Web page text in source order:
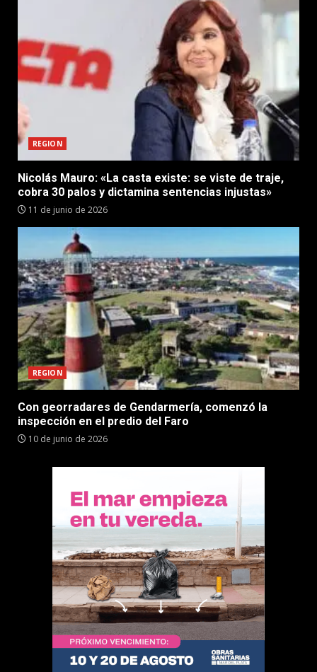
REGION
Nicolás Mauro: «La casta existe: se viste de traje,
cobra 30 palos y dictamina sentencias injustas»
11 de junio de 2026
REGION
Con georradares de Gendarmería, comenzó la
inspección en el predio del Faro
10 de junio de 2026